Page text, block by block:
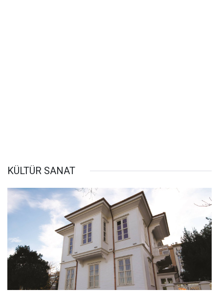
KÜLTÜR SANAT